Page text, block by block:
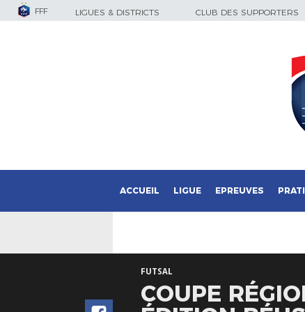
FFF LIGUES & DISTRICTS CLUB DES SUPPORTERS
ACCUEIL LIGUE EPREUVES
FUTSAL
COUPE